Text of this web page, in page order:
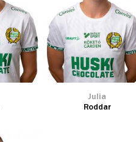
Julia
Roddar